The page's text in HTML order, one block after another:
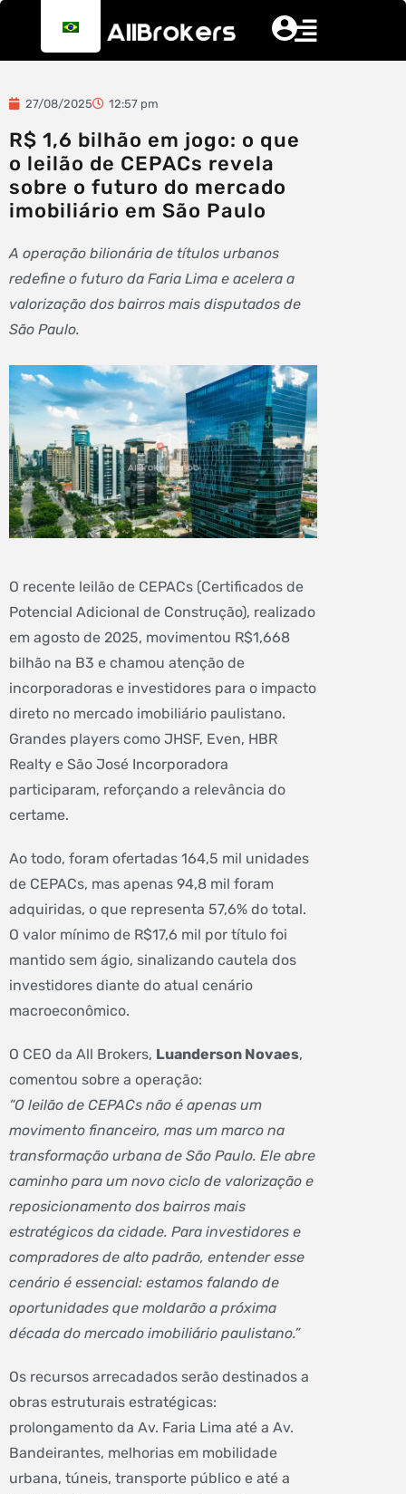
27/08/2025 12:57 pm
R$ 1,6 bilhão em jogo: o que
o leilão de CEPACs revela
sobre o futuro do mercado
imobiliário em São Paulo
A operação bilionária de títulos urbanos
redefine o futuro da Faria Lima e acelera a
valorização dos bairros mais disputados de
São Paulo.
O recente leilão de CEPACs (Certificados de
Potencial Adicional de Construção), realizado
em agosto de 2025, movimentou R$1,668
bilhão na B3 e chamou atenção de
incorporadoras e investidores para o impacto
direto no mercado imobiliário paulistano.
Grandes players como JHSF, Even, HBR
Realty e São José Incorporadora
participaram, reforçando a relevância do
certame.
Ao todo, foram ofertadas 164,5 mil unidades
de CEPACs, mas apenas 94,8 mil foram
adquiridas, o que representa 57,6% do total.
O valor mínimo de R$17,6 mil por título foi
mantido sem ágio, sinalizando cautela dos
investidores diante do atual cenário
macroeconômico.
O CEO da All Brokers, Luanderson Novaes,
comentou sobre a operação:
“O leilão de CEPACs não é apenas um
movimento financeiro, mas um marco na
transformação urbana de São Paulo. Ele abre
caminho para um novo ciclo de valorização e
reposicionamento dos bairros mais
estratégicos da cidade. Para investidores e
compradores de alto padrão, entender esse
cenário é essencial: estamos falando de
oportunidades que moldarão a próxima
década do mercado imobiliário paulistano.”
Os recursos arrecadados serão destinados a
obras estruturais estratégicas:
prolongamento da Av. Faria Lima até a Av.
Bandeirantes, melhorias em mobilidade
urbana, túneis, transporte público e até a